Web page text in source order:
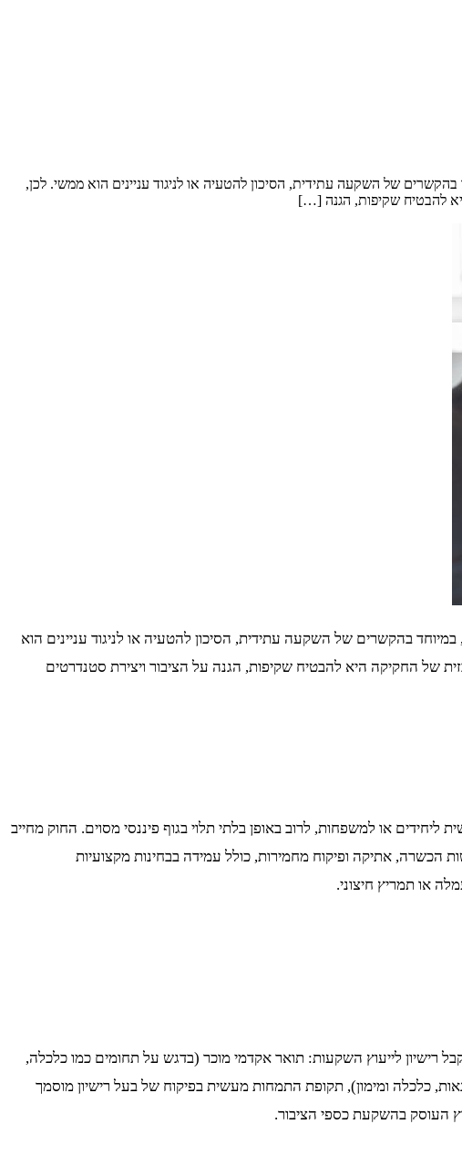
של השקעה עתידית, הסיכון להטעיה או לניגוד עניינים הוא ממשי. לכן,
להבטיח שקיפות, הגנה […]
בהקשרים של השקעה עתידית, הסיכון להטעיה או לניגוד עניינים הוא
של החקיקה היא להבטיח שקיפות, הגנה על הציבור ויצירת סטנדרטים
ליחידים או למשפחות, לרוב באופן בלתי תלוי בגוף פיננסי מסוים. החוק מחייב
הכשרה, אתיקה ופיקוח מחמירות, כולל עמידה בבחינות מקצועיות
או תמריץ חיצוני.
– התשנ"ה-1995, רק מי שעומד בתנאים הבאים יכול לקבל רישיון לייעוץ השקעות: תואר אקדמי מוכר (בדגש על תחומים כמו כלכלה,
כלכלה ומימון), תקופת התמחות מעשית בפיקוח של בעל רישיון מוסמך
העוסק בהשקעת כספי הציבור.